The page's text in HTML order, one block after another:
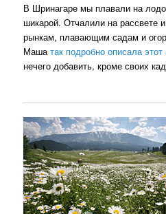
В Шринагаре мы плавали на
шикарой. Отчалили на рассвете
рынкам, плавающим садам и
Машатак подробно описала
нечего добавить, кроме своих